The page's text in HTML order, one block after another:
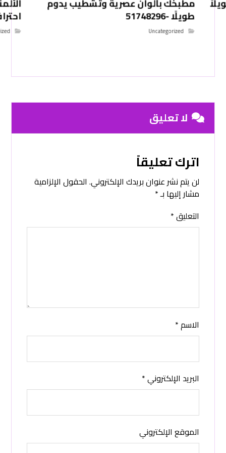
طويلًا -51748296
Uncategorized
احترافي
لا تعليق
اترك تعليقاً
لن يتم نشر عنوان بريدك الإلكتروني. الحقول الإلزامية
مشار إليها بـ*
التعليق*
الاسم*
البريد الإلكتروني*
الموقع الإلكتروني